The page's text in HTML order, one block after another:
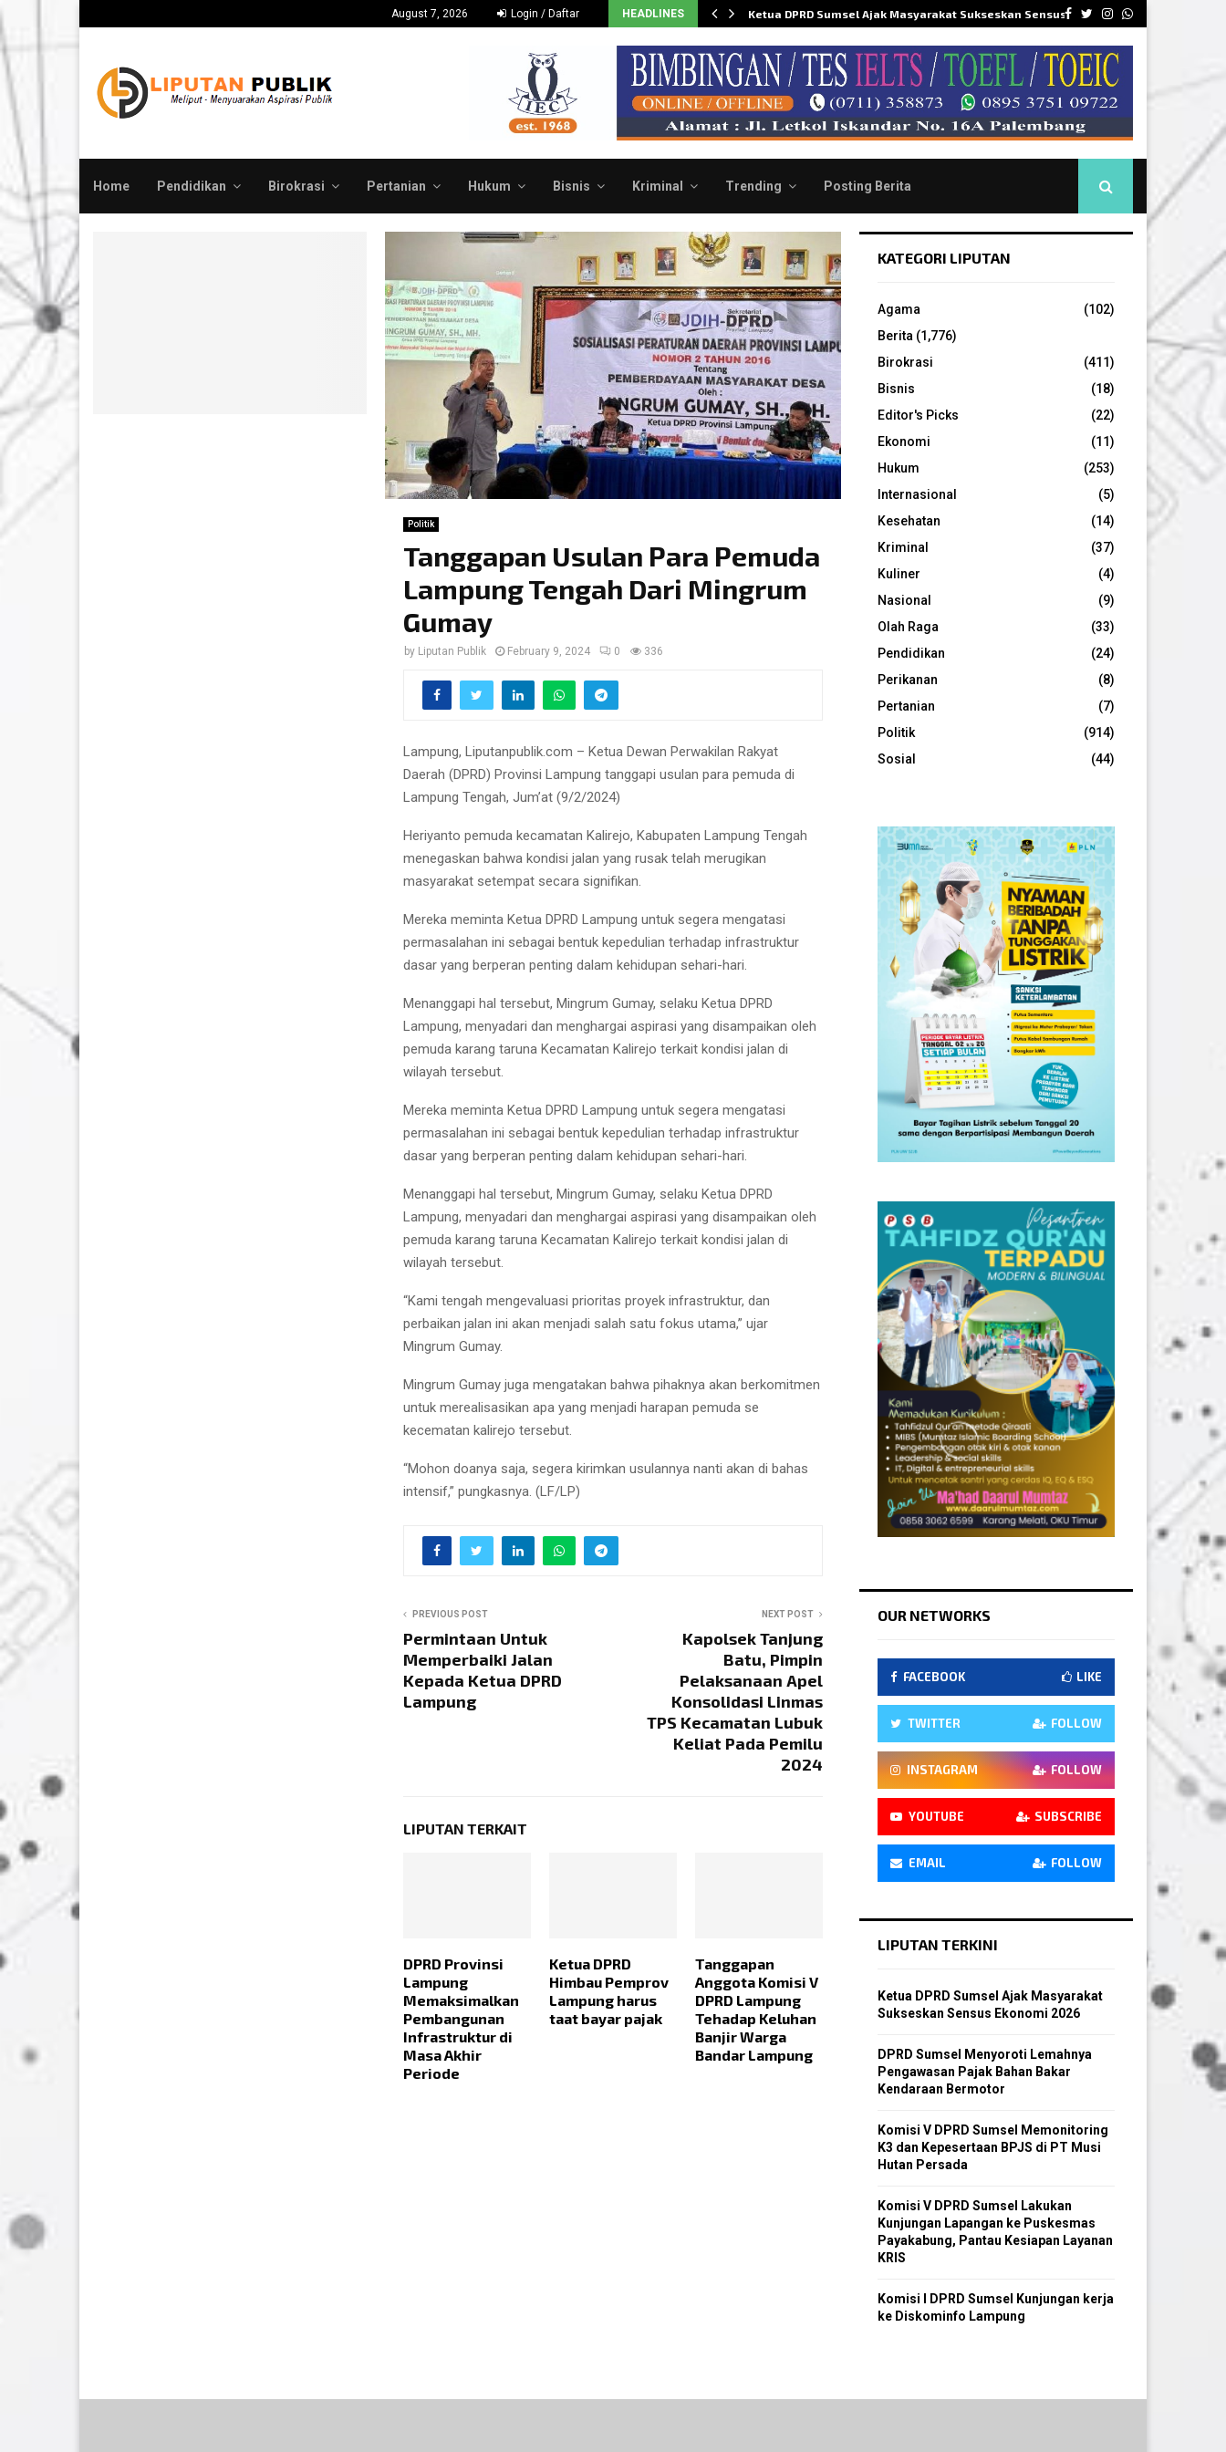
Facebook
Twitter
Instagram
Whatsapp
August 7, 2026 Login / Daftar HEADLINES
Medco E&P Grissik Dukung dan Dorong Budidaya… Ketua DPRD Sumsel Ajak Masyarakat Sukseskan Sensus…
Home Pendidikan Birokrasi Pertanian Hukum Bisnis Kriminal Trending Posting Berita
Politik
Tanggapan Usulan Para Pemuda
Lampung Tengah Dari Mingrum
Gumay
by Liputan Publik February 9, 2024 0 336
Lampung, Liputanpublik.com – Ketua Dewan Perwakilan Rakyat
Daerah (DPRD) Provinsi Lampung tanggapi usulan para pemuda di
Lampung Tengah, Jum’at (9/2/2024)
Heriyanto pemuda kecamatan Kalirejo, Kabupaten Lampung Tengah
menegaskan bahwa kondisi jalan yang rusak telah merugikan
masyarakat setempat secara signifikan.
Mereka meminta Ketua DPRD Lampung untuk segera mengatasi
permasalahan ini sebagai bentuk kepedulian terhadap infrastruktur
dasar yang berperan penting dalam kehidupan sehari-hari.
Menanggapi hal tersebut, Mingrum Gumay, selaku Ketua DPRD
Lampung, menyadari dan menghargai aspirasi yang disampaikan oleh
pemuda karang taruna Kecamatan Kalirejo terkait kondisi jalan di
wilayah tersebut.
Mereka meminta Ketua DPRD Lampung untuk segera mengatasi
permasalahan ini sebagai bentuk kepedulian terhadap infrastruktur
dasar yang berperan penting dalam kehidupan sehari-hari.
Menanggapi hal tersebut, Mingrum Gumay, selaku Ketua DPRD
Lampung, menyadari dan menghargai aspirasi yang disampaikan oleh
pemuda karang taruna Kecamatan Kalirejo terkait kondisi jalan di
wilayah tersebut.
“Kami tengah mengevaluasi prioritas proyek infrastruktur, dan
perbaikan jalan ini akan menjadi salah satu fokus utama,” ujar
Mingrum Gumay.
Mingrum Gumay juga mengatakan bahwa pihaknya akan berkomitmen
untuk merealisasikan apa yang menjadi harapan pemuda se
kecematan kalirejo tersebut.
“Mohon doanya saja, segera kirimkan usulannya nanti akan di bahas
intensif,” pungkasnya. (LF/LP)
PREVIOUS POST
Permintaan Untuk
Memperbaiki Jalan
Kepada Ketua DPRD
Lampung
NEXT POST
Kapolsek Tanjung
Batu, Pimpin
Pelaksanaan Apel
Konsolidasi Linmas
TPS Kecamatan Lubuk
Keliat Pada Pemilu
2024
LIPUTAN TERKAIT
DPRD Provinsi
Lampung
Memaksimalkan
Pembangunan
Infrastruktur di
Masa Akhir
Periode
Ketua DPRD
Himbau Pemprov
Lampung harus
taat bayar pajak
Tanggapan
Anggota Komisi V
DPRD Lampung
Tehadap Keluhan
Banjir Warga
Bandar Lampung
KATEGORI LIPUTAN
Agama
(102)
Berita (1,776)
Birokrasi
(411)
Bisnis
(18)
Editor's Picks
(22)
Ekonomi
(11)
Hukum
(253)
Internasional
(5)
Kesehatan
(14)
Kriminal
(37)
Kuliner
(4)
Nasional
(9)
Olah Raga
(33)
Pendidikan
(24)
Perikanan
(8)
Pertanian
(7)
Politik
(914)
Sosial
(44)
OUR NETWORKS
FACEBOOK LIKE
TWITTER FOLLOW
INSTAGRAM FOLLOW
YOUTUBE SUBSCRIBE
EMAIL FOLLOW
LIPUTAN TERKINI
Ketua DPRD Sumsel Ajak Masyarakat
Sukseskan Sensus Ekonomi 2026
DPRD Sumsel Menyoroti Lemahnya
Pengawasan Pajak Bahan Bakar
Kendaraan Bermotor
Komisi V DPRD Sumsel Memonitoring
K3 dan Kepesertaan BPJS di PT Musi
Hutan Persada
Komisi V DPRD Sumsel Lakukan
Kunjungan Lapangan ke Puskesmas
Payakabung, Pantau Kesiapan Layanan
KRIS
Komisi I DPRD Sumsel Kunjungan kerja
ke Diskominfo Lampung